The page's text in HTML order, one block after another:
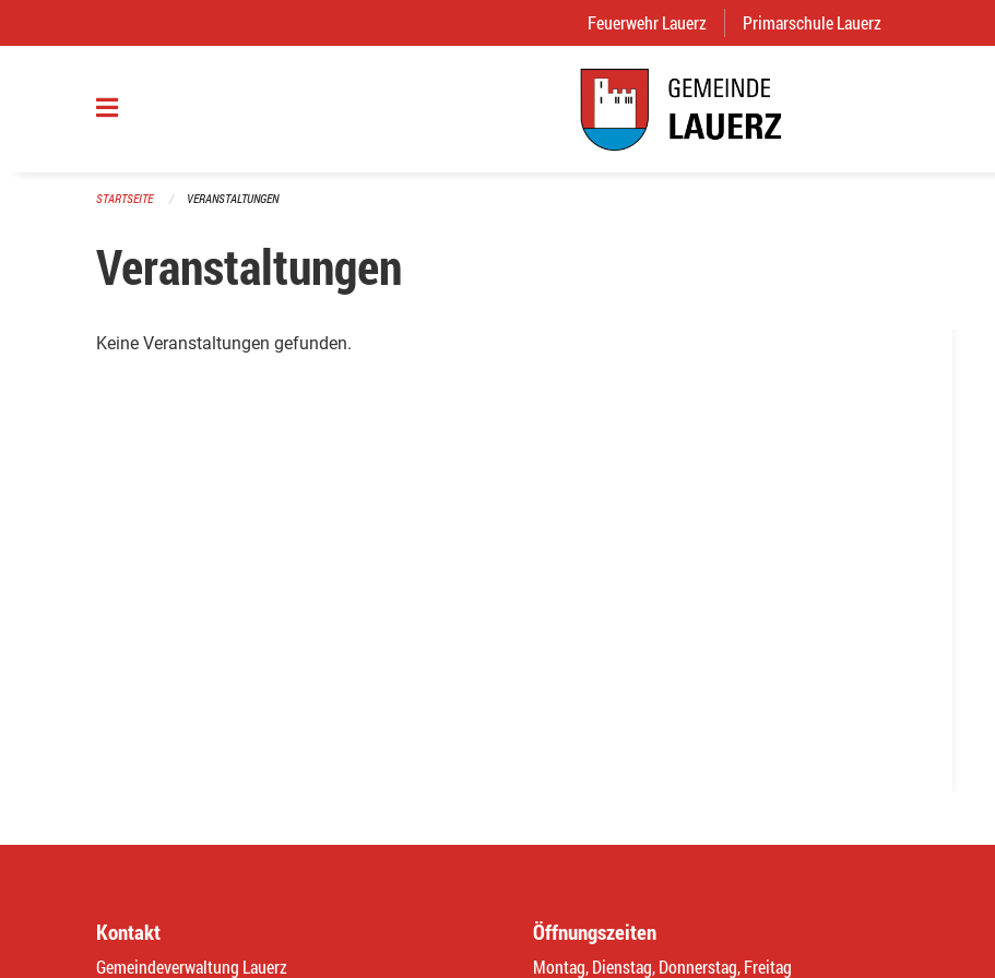
Feuerwehr Lauerz (External Link)
Primarschule Lauerz
STARTSEITE VERANSTALTUNGEN
Veranstaltungen
Keine Veranstaltungen gefunden.
Kontakt
Gemeindeverwaltung Lauerz
Öffnungszeiten
Montag, Dienstag, Donnerstag, Freitag